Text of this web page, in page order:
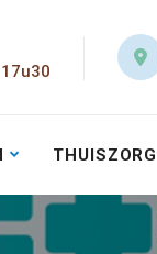
THUISZORG